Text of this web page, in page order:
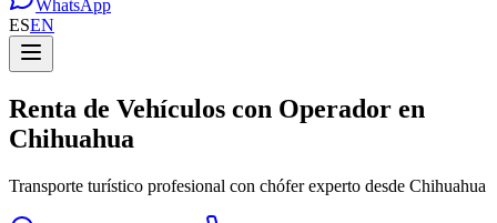
WhatsApp
ESEN
Renta de Vehículos con Operador en
Chihuahua
Transporte turístico profesional con chófer experto desde Chihuahua